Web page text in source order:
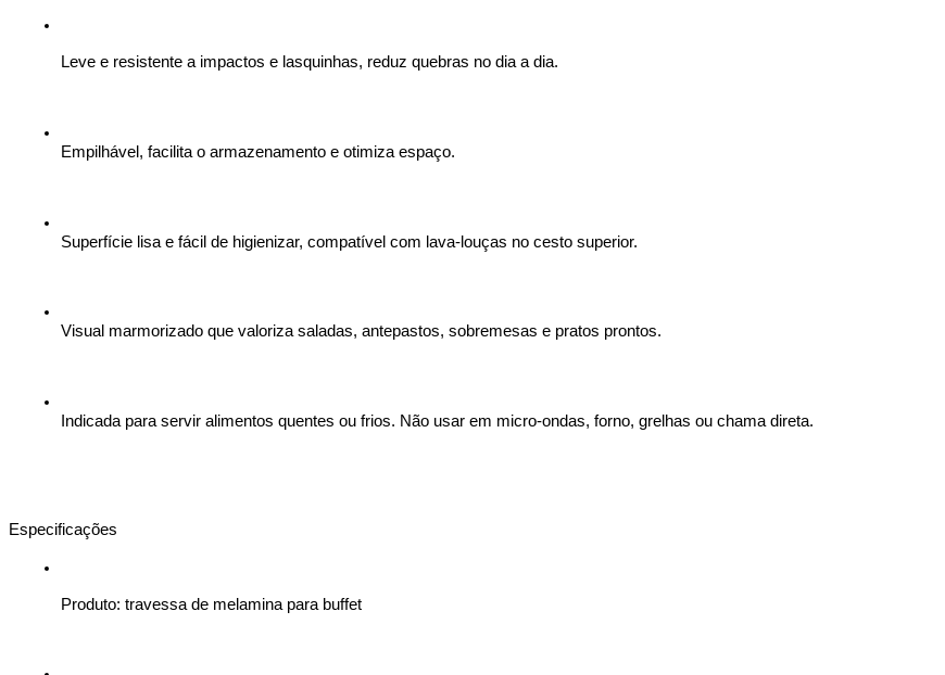
Leve e resistente a impactos e lasquinhas, reduz quebras no dia a dia.
Empilhável, facilita o armazenamento e otimiza espaço.
Superfície lisa e fácil de higienizar, compatível com lava-louças no cesto superior.
Visual marmorizado que valoriza saladas, antepastos, sobremesas e pratos prontos.
Indicada para servir alimentos quentes ou frios. Não usar em micro-ondas, forno, grelhas ou chama direta.
Especificações
Produto: travessa de melamina para buffet